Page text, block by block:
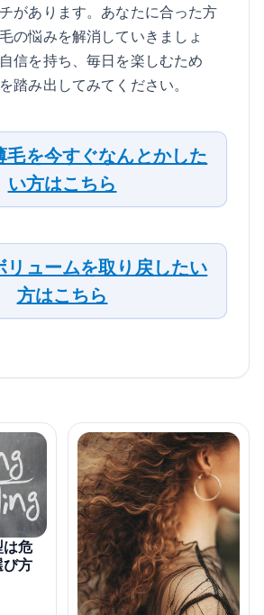
があります。あなたに合った方
の悩みを解消していきましょ
信を持ち、毎日を楽しむため
踏み出してみてください。
毛を今すぐなんとかした
い方はこちら
リュームを取り戻したい
方はこちら
危
方